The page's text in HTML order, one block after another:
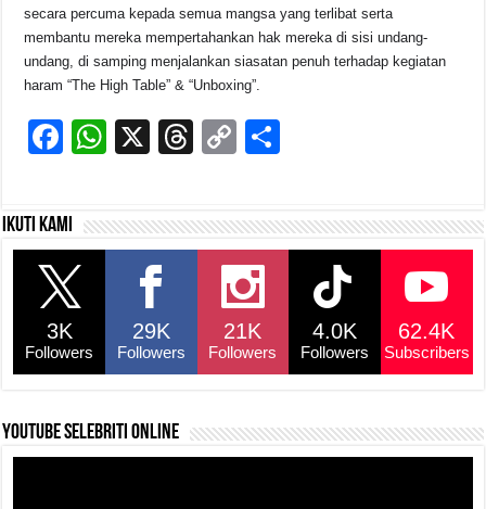
secara percuma kepada semua mangsa yang terlibat serta
membantu mereka mempertahankan hak mereka di sisi undang-
undang, di samping menjalankan siasatan penuh terhadap kegiatan
haram “The High Table” & “Unboxing”.
F
c
e
b
o
o
k
W
s
p
X
T
a
C
y
Li
n
k
e
Ikuti kami
3K
Followers
29K
Followers
21K
Followers
4.0K
Followers
62.4K
Subscribers
YouTube selebriti online